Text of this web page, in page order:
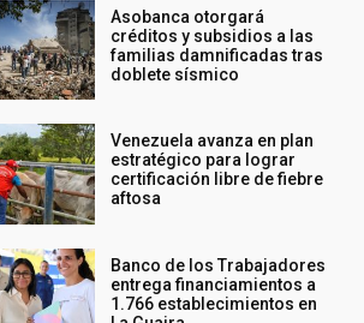
Asobanca otorgará
créditos y subsidios a las
familias damnificadas tras
doblete sísmico
Venezuela avanza en plan
estratégico para lograr
certificación libre de fiebre
aftosa
Banco de los Trabajadores
entrega financiamientos a
1.766 establecimientos en